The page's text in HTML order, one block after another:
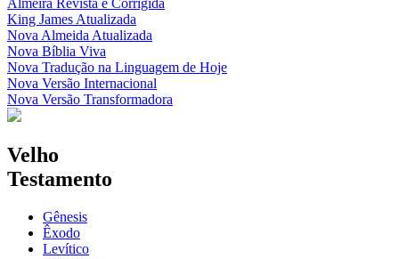
King James Atualizada
Nova Almeida Atualizada
Nova Bíblia Viva
Nova Tradução na Linguagem de Hoje
Nova Versão Internacional
Nova Versão Transformadora
Velho
Testamento
Gênesis
Êxodo
Levítico